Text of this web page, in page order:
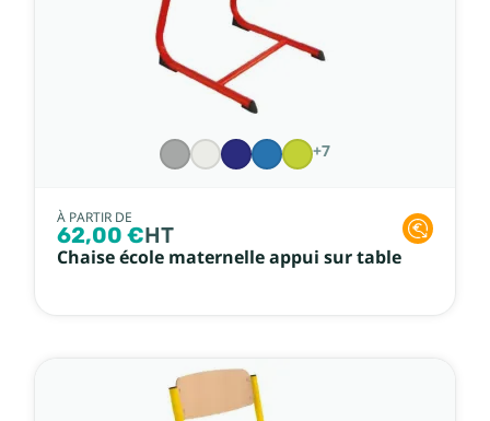
+7
À PARTIR DE
62,00 €HT
Chaise école maternelle appui sur table